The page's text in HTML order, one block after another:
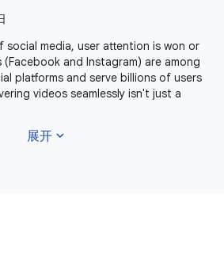
social media, user attention is won or
and Instagram) are among
platforms and serve billions of users
videos seamlessly isn't just a
展开 expand_more